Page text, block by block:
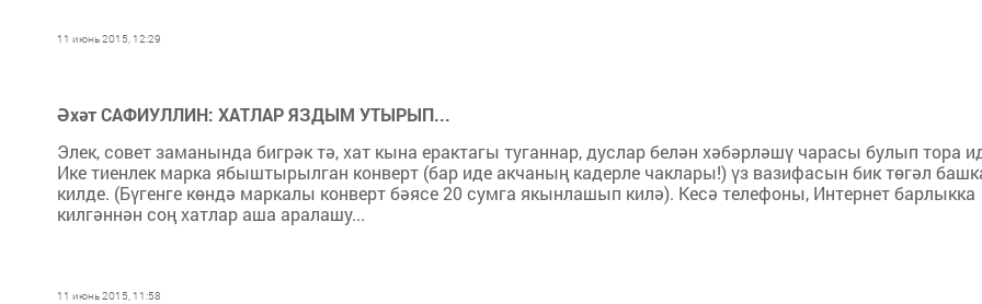
11 июнь 2015, 12:29
Әхәт САФИУЛЛИН: ХАТЛАР ЯЗДЫМ УТЫРЫП...
Элек, совет заманында бигрәк тә, хат кына ерактагы туганнар, дуслар белән хәбәрләшү чарасы булып тора
Ике тиенлек марка ябыштырылган конверт (бар иде акчаның кадерле чаклары!) үз вазифасын бик төгәл
килде. (Бүгенге көндә маркалы конверт бәясе 20 сумга якынлашып килә). Кесә телефоны, Интернет барлыкка
килгәннән соң хатлар аша аралашу...
11 июнь 2015, 11:58